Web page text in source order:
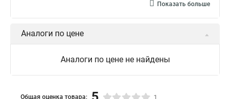
Соединитель металлорукава
Металлорукав рз цх 20 Металлорукав цпнг 20
Металлорукав рз цп
Показать больше
Аналоги по цене
Аналоги по цене не найдены
Общая оценка товара: